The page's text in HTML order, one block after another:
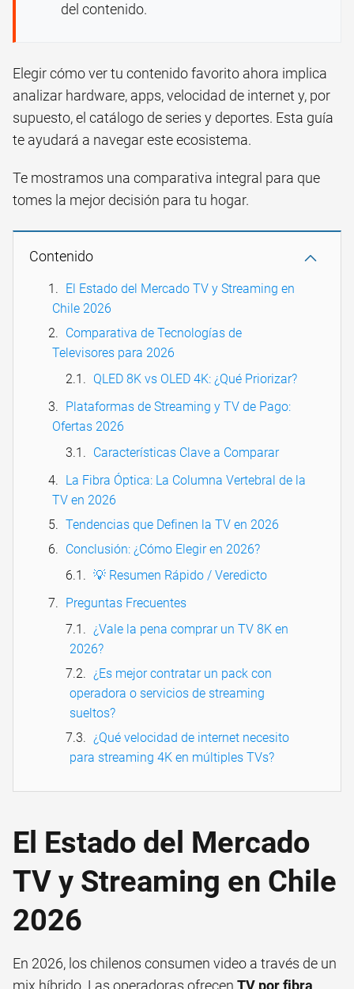
del contenido.
Elegir cómo ver tu contenido favorito ahora implica
analizar hardware, apps, velocidad de internet y, por
supuesto, el catálogo de series y deportes. Esta guía
te ayudará a navegar este ecosistema.
Te mostramos una comparativa integral para que
tomes la mejor decisión para tu hogar.
Contenido
El Estado del Mercado TV y Streaming en
Chile 2026
Comparativa de Tecnologías de
Televisores para 2026
QLED 8K vs OLED 4K: ¿Qué Priorizar?
Plataformas de Streaming y TV de Pago:
Ofertas 2026
Características Clave a Comparar
La Fibra Óptica: La Columna Vertebral de la
TV en 2026
Tendencias que Definen la TV en 2026
Conclusión: ¿Cómo Elegir en 2026?
💡 Resumen Rápido / Veredicto
Preguntas Frecuentes
¿Vale la pena comprar un TV 8K en
2026?
¿Es mejor contratar un pack con
operadora o servicios de streaming
sueltos?
¿Qué velocidad de internet necesito
para streaming 4K en múltiples TVs?
El Estado del Mercado
TV y Streaming en Chile
2026
En 2026, los chilenos consumen video a través de un
mix híbrido. Las operadoras ofrecen TV por fibra